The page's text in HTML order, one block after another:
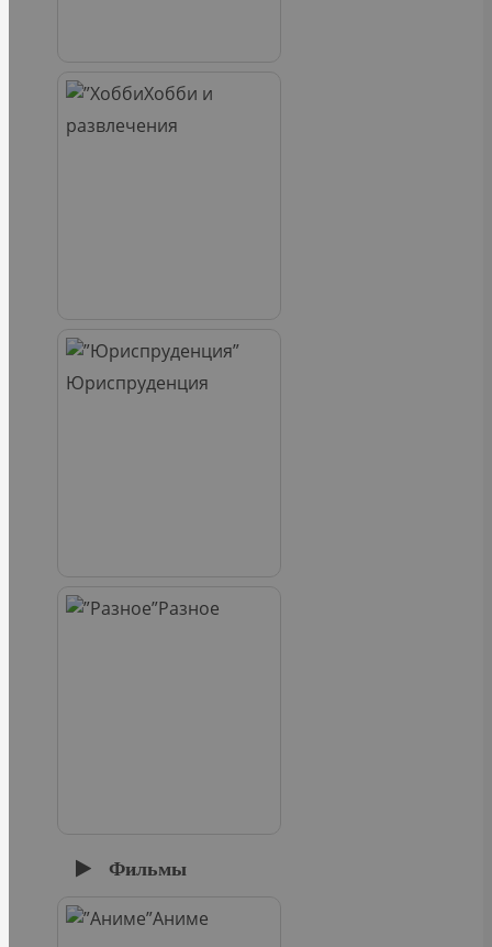
Хобби и
развлечения
Юриспруденция
Разное
Фильмы
Аниме